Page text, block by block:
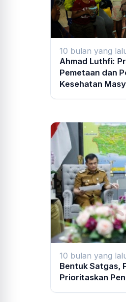
10 bulan yang
Ahmad Luthfi:
Pemetaan dan
Kesehatan
10 bulan yang
Bentuk Satgas,
Prioritaskan